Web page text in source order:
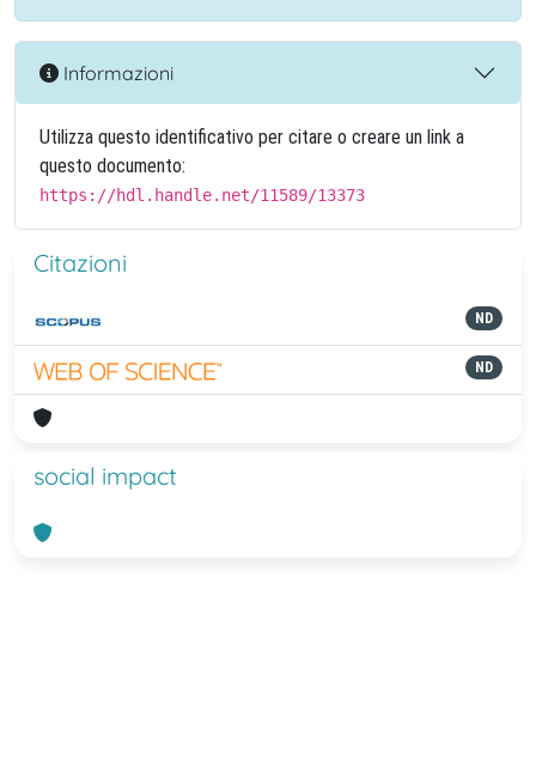
Informazioni
Utilizza questo identificativo per citare o creare un link a
questo documento:
https://hdl.handle.net/11589/13373
Citazioni
ND
ND
social impact